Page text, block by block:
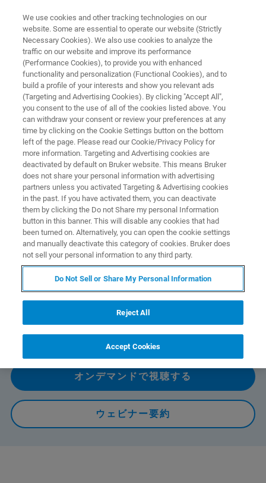
ナノメカニカル試験 ウェビナー
【ZEISS x Bruker共催】最新in-
situ技術セミナー ～Gemini x
PicoIndenterで見て分かるナノ
材料物性～
本ウェビナーではZEISSのSEMとBrukerのナノインデンタ
わせることで実現するナノ力学試験in-situ評価技術とその
評価事例をご紹介します。
オンデマンドで視聴する
ウェビナー要約
We use cookies and other tracking technologies on our
website. Some are essential to operate our website (Strictly
Necessary Cookies). We also use cookies to analyze the
traffic on our website and improve its performance
(Performance Cookies), to provide you with enhanced
functionality and personalization (Functional Cookies), and to
build a profile of your interests and show you relevant ads
(Targeting and Advertising Cookies). By clicking "Accept All",
you consent to the use of all of the cookies listed above. You
can withdraw your consent or review your preferences at any
time by clicking on the Cookie Settings button on the bottom
left of the page. Please read our Cookie/Privacy Policy for
more information. Targeting and Advertising cookies are
deactivated by default on Bruker website. This means Bruker
does not share your personal information with advertising
partners unless you activated Targeting & Advertising cookies
in the past. If you have activated them, you can deactivate
them by clicking the Do not Share my personal Information
button in this banner. This will disable any cookies that had
been turned on. Alternatively, you can open the cookie settings
and manually deactivate this category of cookies. Bruker does
not sell your personal information to any third party.
Do Not Sell or Share My Personal Information
Reject All
Accept Cookies